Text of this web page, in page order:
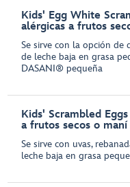
Kids' Egg White
alérgicas a frutos
Se sirve con la opción de
de leche baja en grasa
DASANI® pequeña
Kids' Scrambled
a frutos secos o maní
Se sirve con uvas,
leche baja en grasa